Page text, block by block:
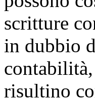
scritture
in dubbio
risultino